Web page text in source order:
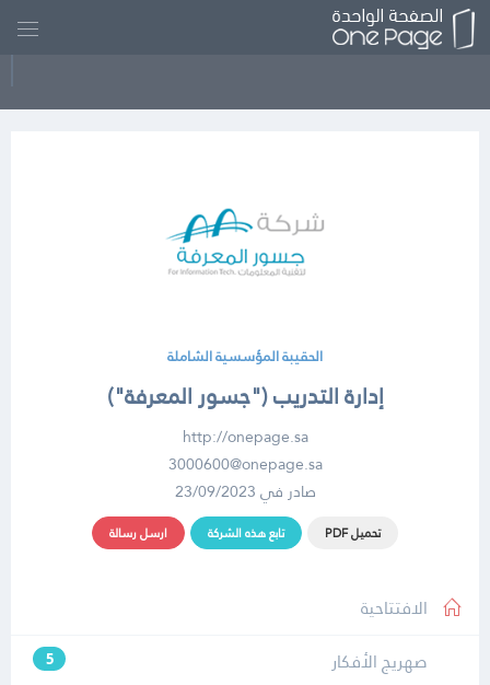
الحقيبة المؤسسية الشاملة
إدارة التدريب ("جسور المعرفة")
http://onepage.sa
3000600@onepage.sa
صادر في 23/09/2023
تحميل PDF تابع هذه الشركة ارسل رسالة
الافتتاحية
صهريج الأفكار
5